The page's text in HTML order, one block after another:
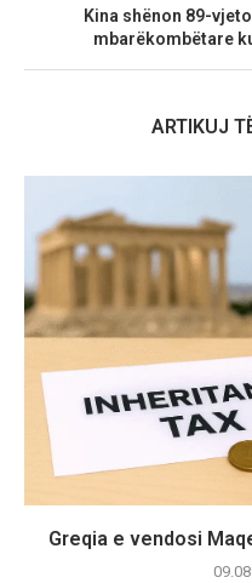
Kina shënon 89-
mbarëkombëtare
ARTIKUJ
Greqia e vendosi